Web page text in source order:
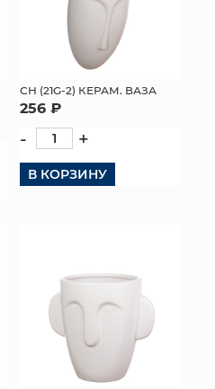
СН (21G-2) КЕРАМ. ВАЗА
256 ₽
- +
В КОРЗИНУ